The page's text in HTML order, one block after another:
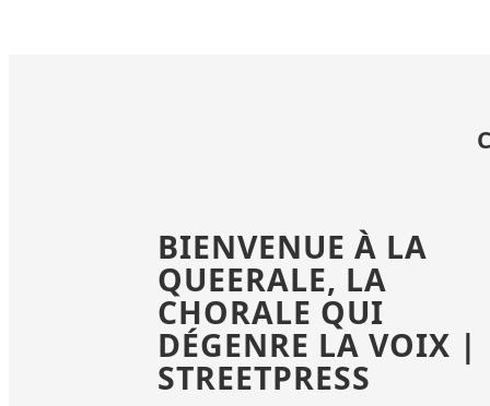
BIENVENUE À LA
QUEERALE, LA
CHORALE QUI
DÉGENRE LA VOIX |
STREETPRESS